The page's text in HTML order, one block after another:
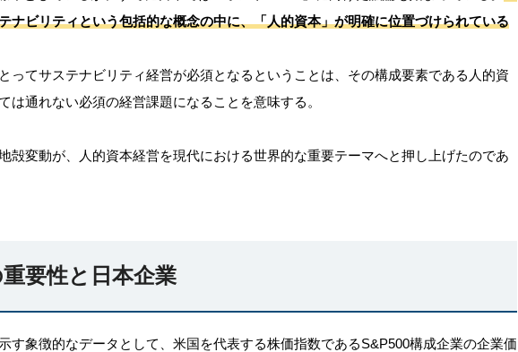
ナビリティという包括的な概念の中に、「人的資本」が明確に位置づけられている
ってサステナビリティ経営が必須となるということは、その構成要素である人的資
は通れない必須の経営課題になることを意味する。
殻変動が、人的資本経営を現代における世界的な重要テーマへと押し上げたのであ
要性と日本企業
す象徴的なデータとして、米国を代表する株価指数であるS&P500構成企業の企業価